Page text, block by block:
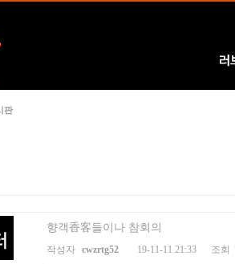
러
판
향객香客들이나 참회의
작성자 cwzrtg52 19-11-11 21:33 조회